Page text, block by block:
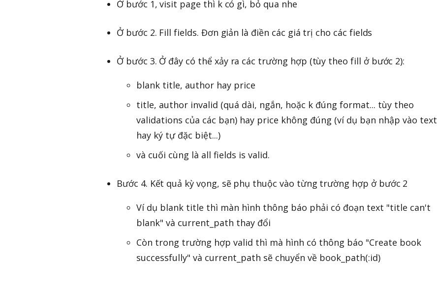
Ở bước 1, visit page thì k có gì, bỏ qua nhe
Ở bước 2. Fill fields. Đơn giản là điền các giá trị cho các fields
Ở bước 3. Ở đây có thể xảy ra các trường hợp (tùy theo fill ở bước 2):
blank title, author hay price
title, author invalid (quá dài, ngắn, hoặc k đúng format... tùy theo
validations của các bạn) hay price không đúng (ví dụ bạn nhập vào text
hay ký tự đặc biệt...)
và cuối cùng là all fields is valid.
Bước 4. Kết quả kỳ vọng, sẽ phụ thuộc vào từng trường hợp ở bước 2
Ví dụ blank title thì màn hình thông báo phải có đoạn text "title can't
blank" và current_path thay đổi
Còn trong trường hợp valid thì mà hình có thông báo "Create book
successfully" và current_path sẽ chuyển về book_path(:id)